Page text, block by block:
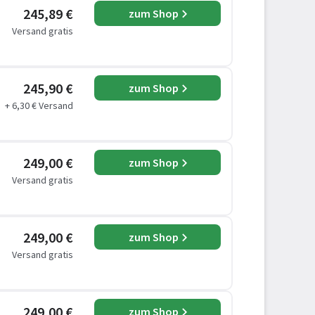
245,89 €
Versand gratis
zum Shop
245,90 €
+ 6,30 € Versand
zum Shop
249,00 €
Versand gratis
zum Shop
249,00 €
Versand gratis
zum Shop
zum Shop